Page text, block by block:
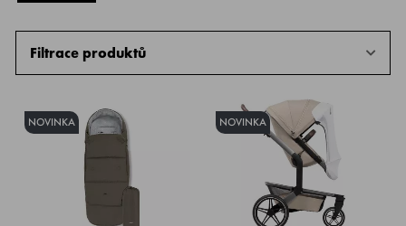
Filtrace produktů
NOVINKA NOVINKA